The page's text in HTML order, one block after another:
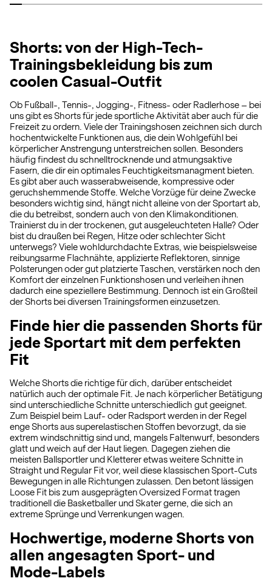
Shorts: von der High-Tech-
Trainingsbekleidung bis zum
coolen Casual-Outfit
Ob Fußball-, Tennis-, Jogging-, Fitness- oder Radlerhose – bei
uns gibt es Shorts für jede sportliche Aktivität aber auch für die
Freizeit zu ordern. Viele der Trainingshosen zeichnen sich durch
hochentwickelte Funktionen aus, die dein Wohlgefühl bei
körperlicher Anstrengung unterstreichen sollen. Besonders
häufig findest du schnelltrocknende und atmungsaktive
Fasern, die dir ein optimales Feuchtigkeitsmanagment bieten.
Es gibt aber auch wasserabweisende, kompressive oder
geruchshemmende Stoffe. Welche Vorzüge für deine Zwecke
besonders wichtig sind, hängt nicht alleine von der Sportart ab,
die du betreibst, sondern auch von den Klimakonditionen.
Trainierst du in der trockenen, gut ausgeleuchteten Halle? Oder
bist du draußen bei Regen, Hitze oder schlechter Sicht
unterwegs? Viele wohldurchdachte Extras, wie beispielsweise
reibungsarme Flachnähte, applizierte Reflektoren, sinnige
Polsterungen oder gut platzierte Taschen, verstärken noch den
Komfort der einzelnen Funktionshosen und verleihen ihnen
dadurch eine speziellere Bestimmung. Dennoch ist ein Großteil
der Shorts bei diversen Trainingsformen einzusetzen.
Finde hier die passenden Shorts für
jede Sportart mit dem perfekten
Fit
Welche Shorts die richtige für dich, darüber entscheidet
natürlich auch der optimale Fit. Je nach körperlicher Betätigung
sind unterschiedliche Schnitte unterschiedlich gut geeignet.
Zum Beispiel beim Lauf- oder Radsport werden in der Regel
enge Shorts aus superelastischen Stoffen bevorzugt, da sie
extrem windschnittig sind und, mangels Faltenwurf, besonders
glatt und weich auf der Haut liegen. Dagegen ziehen die
meisten Ballsportler und Kletterer etwas weitere Schnitte in
Straight und Regular Fit vor, weil diese klassischen Sport-Cuts
Bewegungen in alle Richtungen zulassen. Den betont lässigen
Loose Fit bis zum ausgeprägten Oversized Format tragen
traditionell die Basketballer und Skater gerne, die sich an
extreme Sprünge und Verrenkungen wagen.
Hochwertige, moderne Shorts von
allen angesagten Sport- und
Mode-Labels